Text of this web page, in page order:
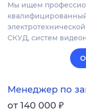
Мы ищем
СКУД, систем
Менеджер по
от 140 000 ₽